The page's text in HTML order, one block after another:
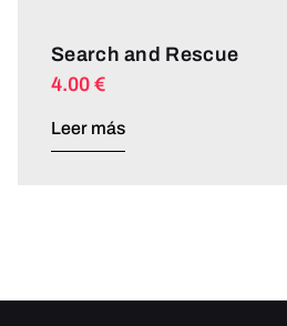
Search and Rescue
4.00 €
Leer más